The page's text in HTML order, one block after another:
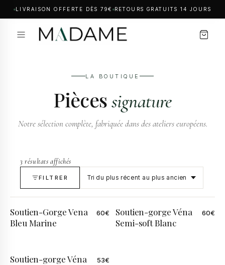
LIVRAISON OFFERTE DÈS 79€ RETOURS GRATUITS 14 JOURS
LA BOUTIQUE
Piècessignature
Notre sélection complète, fabriquée dans des ateliers européens.
3 résultats affichés
FILTRER
Soutien-Gorge Vena
Bleu Marine
60€
Soutien-gorge Véna
Semi-soft Blanc
60€
Soutien-gorge Véna
53€